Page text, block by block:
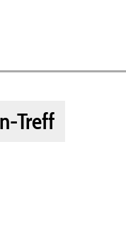
Treff